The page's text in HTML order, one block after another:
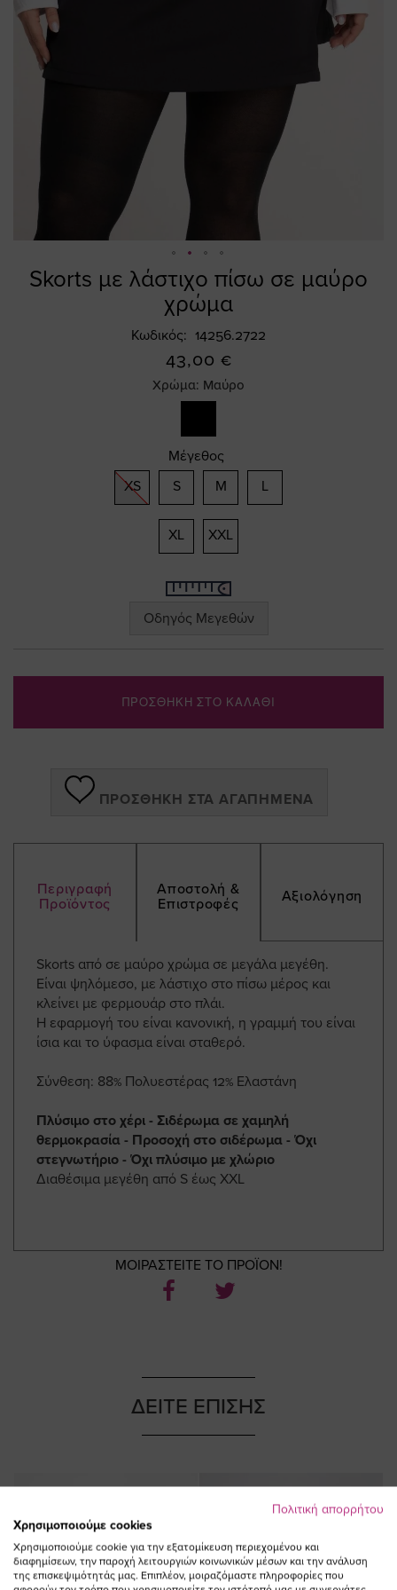
Skorts με λάστιχο πίσω σε μαύρο
χρώμα
Κωδικός 14256.2722
43,00 €
Χρώμα: Μαύρο
Μέγεθος
XS
S M L
XL XXL
Οδηγός Μεγεθών
ΠΡΟΣΘΗΚΗ ΣΤΟ ΚΑΛΑΘΙ
ΠΡΟΣΘΉΚΗ ΣΤΑ ΑΓΑΠΗΜΈΝΑ
Περιγραφή
Προϊόντος
Αποστολή &
Επιστροφές
Αξιολόγηση
Skorts από σε μαύρο χρώμα σε μεγάλα μεγέθη.
Είναι ψηλόμεσο, με λάστιχο στο πίσω μέρος και
κλείνει με φερμουάρ στο πλάι.
Η εφαρμογή του είναι κανονική, η γραμμή του είναι
ίσια και το ύφασμα είναι σταθερό.
Σύνθεση: 88% Πολυεστέρας 12% Ελαστάνη
Πλύσιμο στο χέρι - Σιδέρωμα σε χαμηλή
θερμοκρασία - Προσοχή στο σιδέρωμα - Όχι
στεγνωτήριο - Όχι πλύσιμο με χλώριο
Διαθέσιμα μεγέθη από S έως XXL
ΜΟΙΡΑΣΤΕΙΤΕ ΤΟ ΠΡΟΪΟΝ!
Skip
ΔΕΙΤΕ ΕΠΙΣΗΣ
Πολιτική απορρήτου
Χρησιμοποιούμε cookies
Χρησιμοποιούμε cookie για την εξατομίκευση περιεχομένου και
διαφημίσεων, την παροχή λειτουργιών κοινωνικών μέσων και την ανάλυση
της επισκεψιμότητάς μας. Επιπλέον, μοιραζόμαστε πληροφορίες που